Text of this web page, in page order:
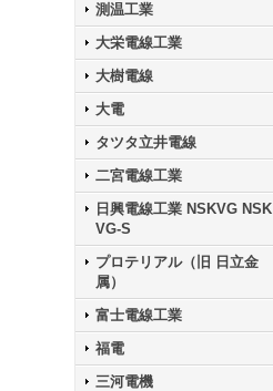
測温工業
大栄電線工業
大樹電線
大電
タツタ立井電線
二宮電線工業
日興電線工業 NSKVG NSK
VG-S
プロテリアル（旧 日立金
属）
富士電線工業
福電
三河電機